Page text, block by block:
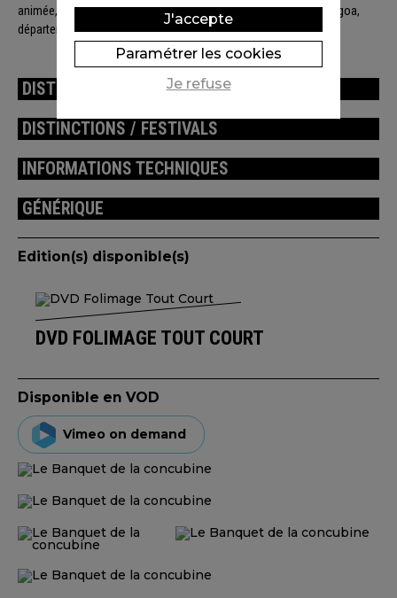
animée, Ciclic-Région Centre, Région Rhône-Alpes, Procirep/Angoa,
département de la Drôme, Valence Agglo Sud Rhône-Alpes.
DISTRIBUTION
DISTINCTIONS / FESTIVALS
INFORMATIONS TECHNIQUES
GÉNÉRIQUE
Edition(s) disponible(s)
DVD FOLIMAGE TOUT COURT
Disponible en VOD
Vimeo on demand
J'accepte
Paramétrer les cookies
Je refuse